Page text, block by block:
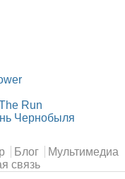
Run
Чернобыля
Блог
Мультимедиа
связь